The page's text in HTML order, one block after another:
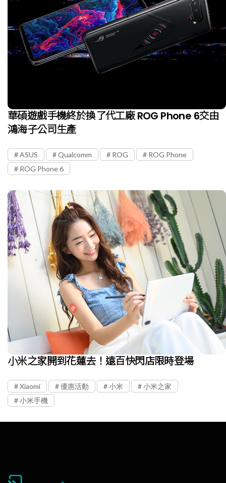
華碩遊戲手機終於換了代工廠 ROG Phone 6交由
鴻海子公司生產
ASUS Qualcomm ROG
ROG Phone
ROG Phone 6
小米之家開到花蓮去！遠百快閃店限時登場
Xiaomi 優惠活動 小米
小米之家
小米手機